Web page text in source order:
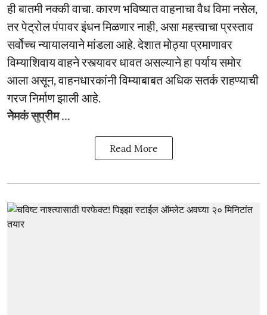
ही बातमी नक्की वाचा. कारण भविष्यात वाहनाचा वैध विमा नसेल,
तर पेट्रोल पंपावर इंधन मिळणार नाही, असा महत्त्वाचा प्रस्ताव
सर्वोच्च न्यायालयाने मांडला आहे. देशात मोठ्या प्रमाणावर
विम्याशिवाय वाहने रस्त्यावर धावत असल्याने हा पर्याय समोर
आला असून, वाहनधारकांनी विम्याबाबत अधिक सतर्क राहण्याची
गरज निर्माण झाली आहे.
नेमकं सुप्रीम ...
Read More